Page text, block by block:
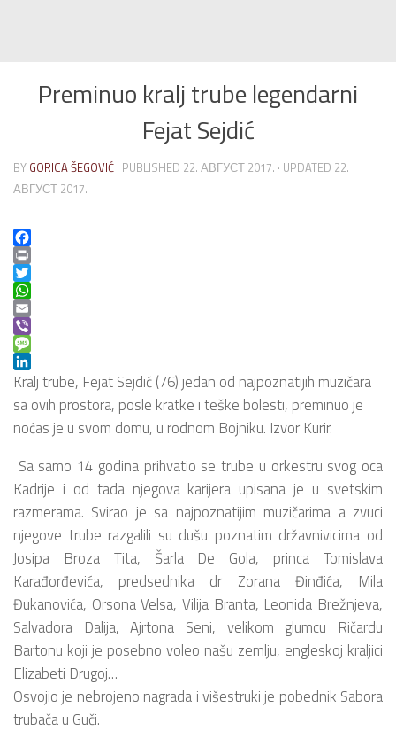
Preminuo kralj trube legendarni
Fejat Sejdić
BY GORICA ŠEGOVIĆ · PUBLISHED 22. АВГУСТ 2017. · UPDATED 22.
АВГУСТ 2017.
Facebook
Print
Twitter
WhatsApp
Email
Viber
Message
LinkedIn
Kralj trube, Fejat Sejdić (76) jedan od najpoznatijih muzičara
sa ovih prostora, posle kratke i teške bolesti, preminuo je
noćas je u svom domu, u rodnom Bojniku. Izvor Kurir.
Sa samo 14 godina prihvatio se trube u orkestru svog oca
Kadrije i od tada njegova karijera upisana je u svetskim
razmerama. Svirao je sa najpoznatijim muzičarima a zvuci
njegove trube razgalili su dušu poznatim državnivicima od
Josipa Broza Tita, Šarla De Gola, princa Tomislava
Karađorđevića, predsednika dr Zorana Đinđića, Mila
Đukanovića, Orsona Velsa, Vilija Branta, Leonida Brežnjeva,
Salvadora Dalija, Ajrtona Seni, velikom glumcu Ričardu
Bartonu koji je posebno voleo našu zemlju, engleskoj kraljici
Elizabeti Drugoj…
Osvojio je nebrojeno nagrada i višestruki je pobednik Sabora
trubača u Guči.